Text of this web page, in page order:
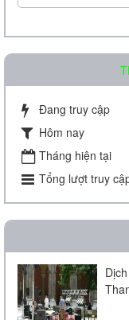
Amply chia 2
Liên hệ
Đang truy cập
Hôm nay
Tháng hiện tại
Tổng lượt truy